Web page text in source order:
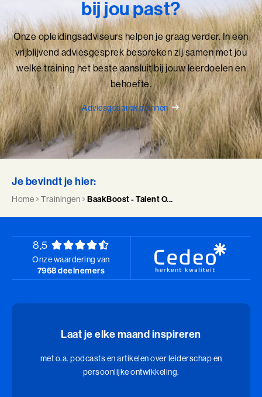
bij jou past?
Onze opleidingsadviseurs helpen je graag verder. In een
vrijblijvend adviesgesprek bespreken zij samen met jou
welke training het beste aansluit bij jouw leerdoelen en
behoefte.
Adviesgesprek plannen
Je bevindt je hier:
Home Trainingen BaakBoost - Talent O...
8,5
Onze waardering van
7968 deelnemers
Laat je elke maand inspireren
met o.a. podcasts en artikelen over leiderschap en
persoonlijke ontwikkeling.